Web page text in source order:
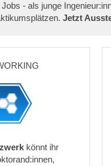
- als junge
Jetzt
könnt ihr